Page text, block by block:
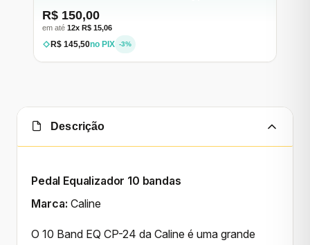
R$ 150,00
em até 12x R$ 15,06
R$ 145,50no PIX -3%
Descrição
Pedal Equalizador 10 bandas
Marca: Caline
O 10 Band EQ CP-24 da Caline é uma grande